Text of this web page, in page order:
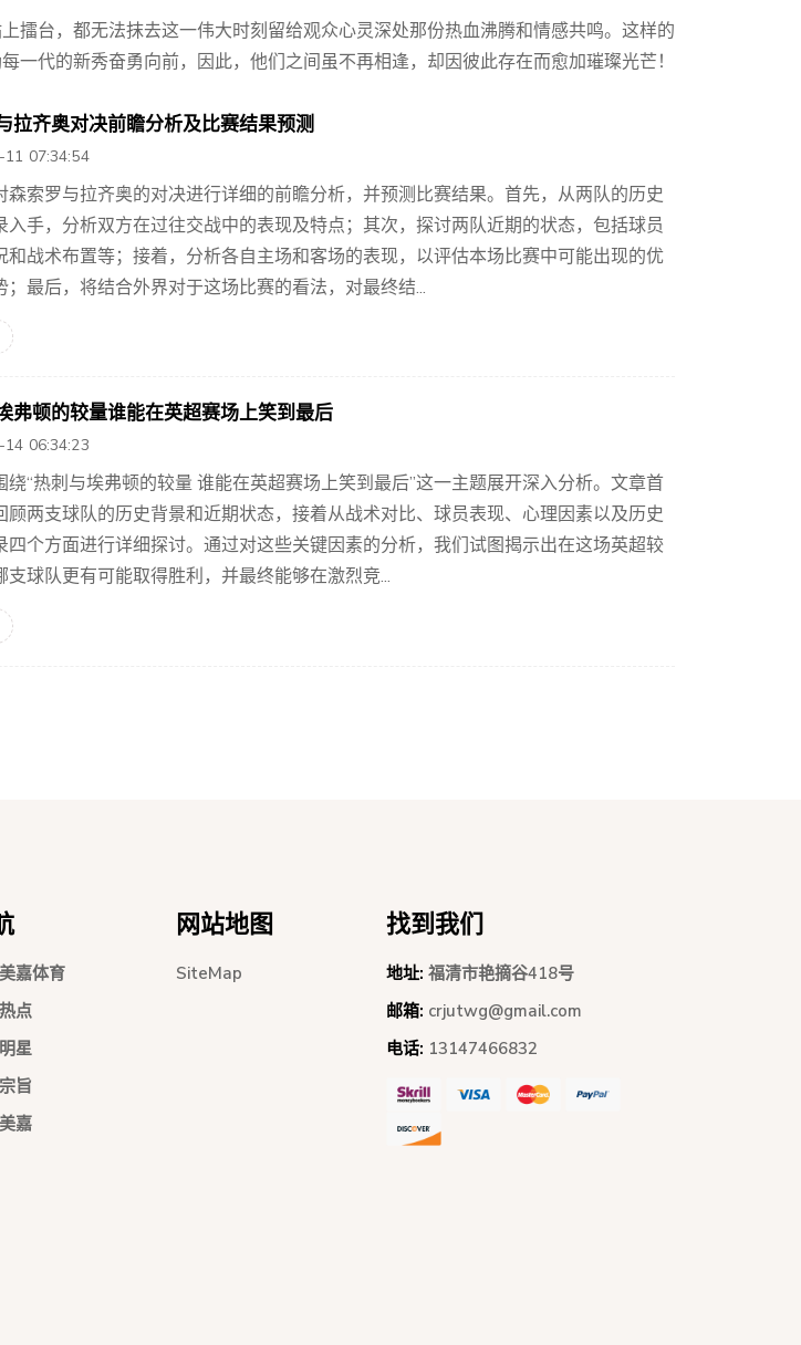
擂台，都无法抹去这一伟大时刻留给观众心灵深处那份热血沸腾和情感共鸣。这样的
一代的新秀奋勇向前，因此，他们之间虽不再相逢，却因彼此存在而愈加璀璨光芒！
拉齐奥对决前瞻分析及比赛结果预测
07:34:54
森索罗与拉齐奥的对决进行详细的前瞻分析，并预测比赛结果。首先，从两队的历史
入手，分析双方在过往交战中的表现及特点；其次，探讨两队近期的状态，包括球员
和战术布置等；接着，分析各自主场和客场的表现，以评估本场比赛中可能出现的优
；最后，将结合外界对于这场比赛的看法，对最终结...
弗顿的较量谁能在英超赛场上笑到最后
06:34:23
绕“热刺与埃弗顿的较量 谁能在英超赛场上笑到最后”这一主题展开深入分析。文章首
顾两支球队的历史背景和近期状态，接着从战术对比、球员表现、心理因素以及历史
四个方面进行详细探讨。通过对这些关键因素的分析，我们试图揭示出在这场英超较
支球队更有可能取得胜利，并最终能够在激烈竞...
嘉体育
点
星
旨
嘉
网站地图
SiteMap
找到我们
地址: 福清市艳摘谷418号
邮箱: crjutwg@gmail.com
电话: 13147466832